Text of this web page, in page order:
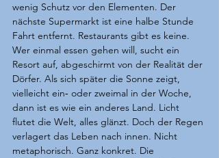
wenig Schutz vor den Elementen. Der
nächste Supermarkt ist eine halbe Stunde
Fahrt entfernt. Restaurants gibt es keine.
Wer einmal essen gehen will, sucht ein
Resort auf, abgeschirmt von der Realität der
Dörfer. Als sich später die Sonne zeigt,
vielleicht ein‑ oder zweimal in der Woche,
dann ist es wie ein anderes Land. Licht
flutet die Welt, alles glänzt. Doch der Regen
verlagert das Leben nach innen. Nicht
metaphorisch. Ganz konkret. Die